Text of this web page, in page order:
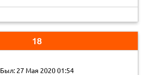
18
Был: 27 Мая 2020 01:54